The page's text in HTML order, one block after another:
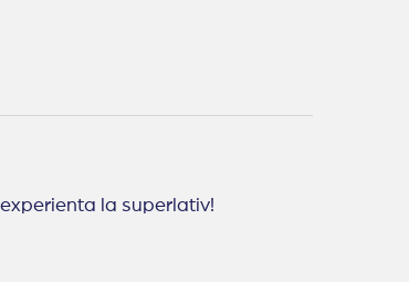
la superlativ!